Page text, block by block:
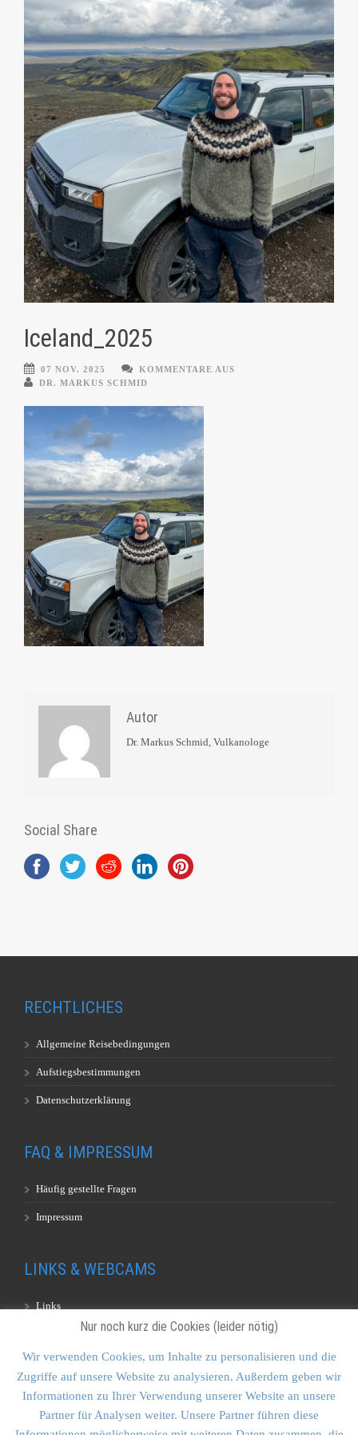
Iceland_2025
07 NOV. 2025
KOMMENTARE AUS
DR. MARKUS SCHMID
Autor
Dr. Markus Schmid, Vulkanologe
Social Share
RECHTLICHES
Allgemeine Reisebedingungen
Aufstiegsbestimmungen
Datenschutzerklärung
FAQ & IMPRESSUM
Häufig gestellte Fragen
Impressum
LINKS & WEBCAMS
Links
KONTAKT & SITEMAP
Kontakt
Nur noch kurz die Cookies (leider nötig)
Wir verwenden Cookies, um Inhalte zu personalisieren und die
Zugriffe auf unsere Website zu analysieren. Außerdem geben wir
Informationen zu Ihrer Verwendung unserer Website an unsere
Partner für Analysen weiter. Unsere Partner führen diese